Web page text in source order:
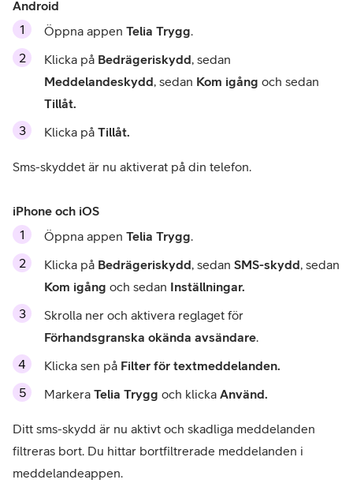
Android
Öppna appen Telia Trygg.
Klicka på Bedrägeriskydd
Meddelandeskydd, sedan Kom igång
Tillåt.
Klicka på Tillåt.
Sms-skyddet är nu aktiverat på din telefon.
iPhone och iOS
Öppna appen Telia Trygg.
Klicka på Bedrägeriskydd, sedan SMS-skydd
Kom igång och sedan Inställningar.
Förhandsgranska okända avsändare.
Klicka sen på Filter för textmeddelanden.
Markera Telia Trygg och klicka Använd.
Ditt sms-skydd är nu aktivt och skadliga meddelanden
filtreras bort. Du hittar bortfiltrerade meddelanden i
meddelandeappen.